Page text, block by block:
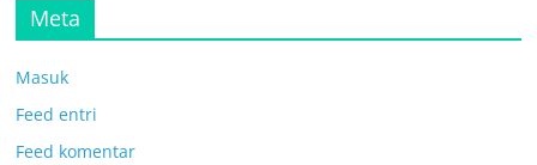
Meta
Masuk
Feed entri
Feed komentar